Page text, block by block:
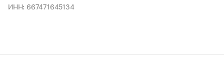
ИНН: 667471645134